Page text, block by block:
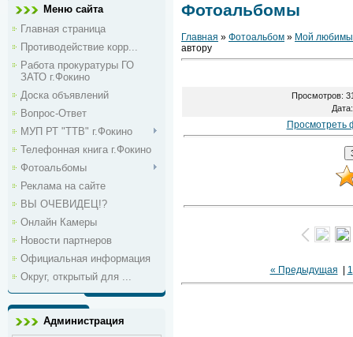
Меню сайта
Главная страница
Противодействие корр...
Работа прокуратуры ГО
ЗАТО г.Фокино
Доска объявлений
Вопрос-Ответ
МУП РТ "ТТВ" г.Фокино
Телефонная книга г.Фокино
Фотоальбомы
Реклама на сайте
ВЫ ОЧЕВИДЕЦ!?
Онлайн Камеры
Новости партнеров
Официальная информация
Округ, открытый для ...
Администрация
Фотоальбомы
Главная » Фотоальбом » Мой
автору
Просмотров:
Дата
Просмотреть
« Предыдущая 1